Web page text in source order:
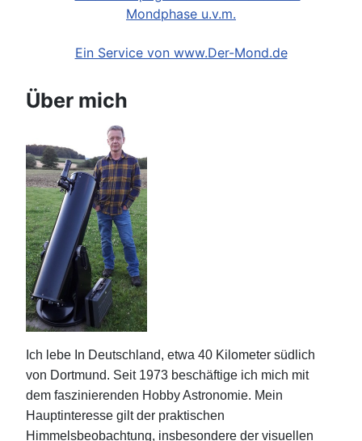
Ein Service von www.Der-Mond.de
Über mich
Ich lebe In Deutschland, etwa 40 Kilometer südlich
von Dortmund. Seit 1973 beschäftige ich mich mit
dem faszinierenden Hobby Astronomie. Mein
Hauptinteresse gilt der praktischen
Himmelsbeobachtung, insbesondere der visuellen